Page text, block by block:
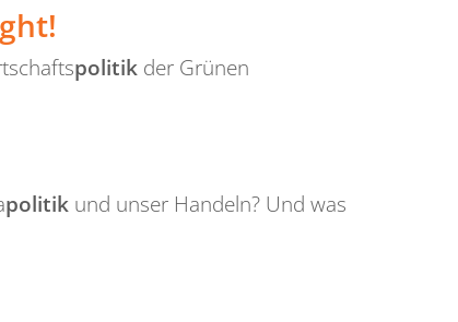
politik der Grünen
politik und unser Handeln? Und was